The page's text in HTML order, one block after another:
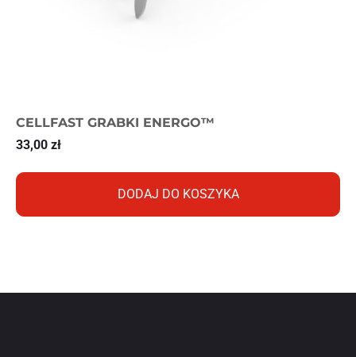
CELLFAST GRABKI ENERGO™
33,00 zł
DODAJ DO KOSZYKA